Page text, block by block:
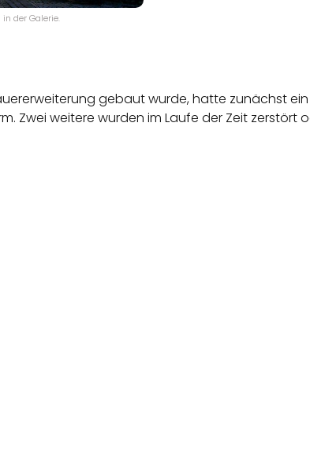
der Galerie.
gebaut wurde, hatte zunächst
Zwei weitere wurden im Laufe der Zeit zerstört